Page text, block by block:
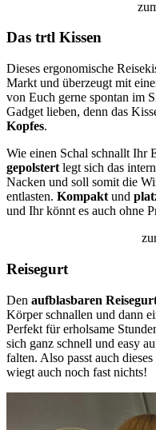
Das trtl Kissen
Dieses ergonomische
Markt und überzeugt mit
von Euch gerne spontan im
Gadget lieben, denn das
Kopfes.
Wie einen Schal schnallt Ihr
gepolstert legt sich das
Nacken und soll somit die
entlasten. Kompakt und
und Ihr könnt es auch ohne
Reisegurt
Den aufblasbaren
Körper schnallen und dann
Perfekt für erholsame
sich ganz schnell und easy
falten. Also passt auch
wiegt auch noch fast nichts!